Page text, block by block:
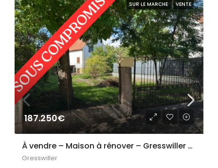
SUR LE MARCHE VENTE
187.250€
À vendre – Maison à rénover – Gresswiller (95 m²)
Gresswiller